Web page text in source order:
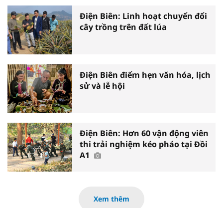
Điện Biên: Linh hoạt chuyển đổi
cây trồng trên đất lúa
Điện Biên điểm hẹn văn hóa, lịch
sử và lễ hội
Điện Biên: Hơn 60 vận động viên
thi trải nghiệm kéo pháo tại Đồi
A1
Xem thêm